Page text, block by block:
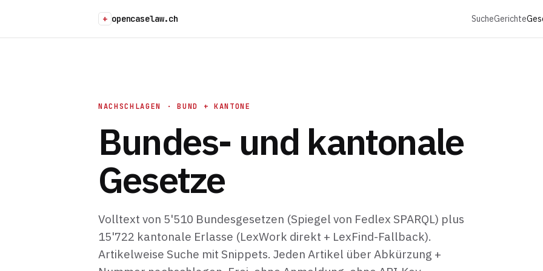
+ opencaselaw.ch SucheGerichte
NACHSCHLAGEN · BUND + KANTONE
Bundes- und kantonale
Gesetze
Volltext von 5'510 Bundesgesetzen (Spiegel von Fedlex SPARQL) plus
15'722 kantonale Erlasse (LexWork direkt + LexFind-Fallback).
Artikelweise Suche mit Snippets. Jeden Artikel über Abkürzung +